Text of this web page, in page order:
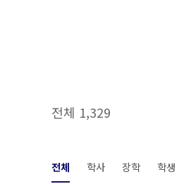
전체 1,329
전체 학사 장학 학생